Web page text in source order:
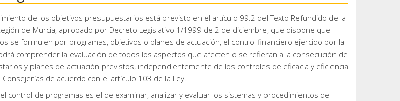
de los objetivos presupuestarios está previsto en el artículo 99.2 del Texto Refundido de la
de Murcia, aprobado por Decreto Legislativo 1/1999 de 2 de diciembre, que dispone que
se formulen por programas, objetivos o planes de actuación, el control financiero ejercido por la
comprender la evaluación de todos los aspectos que afecten o se refieran a la consecución de
y planes de actuación previstos, independientemente de los controles de eficacia y eficiencia
de acuerdo con el artículo 103 de la Ley.
control de programas es el de examinar, analizar y evaluar los sistemas y procedimientos de